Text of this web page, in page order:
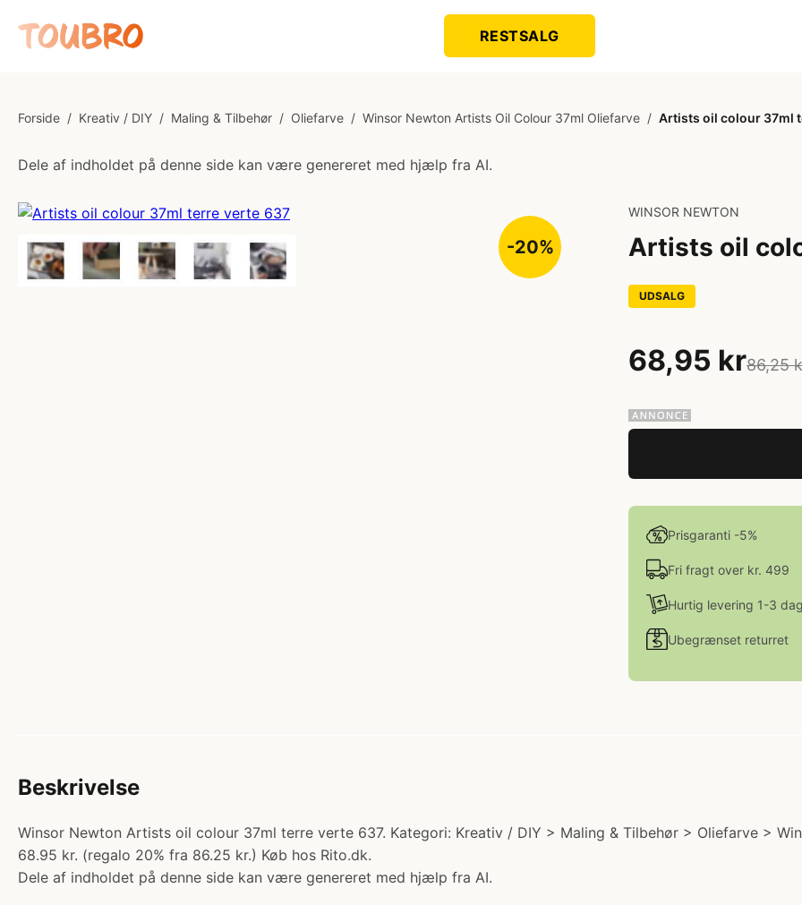
RESTSALG
Forside / Kreativ / DIY / Maling & Tilbehør / Oliefarve / Winsor Newton Artists Oil Colour 37ml Oliefarve / Artists oil colour 37ml
Dele af indholdet på denne side kan være genereret med hjælp fra AI.
-20%
WINSOR NEWTON
Artists oil
UDSALG
68,95 kr86,25
Prisgaranti -5%
Fri fragt over kr. 499
Hurtig levering 1-3
Ubegrænset returret
Beskrivelse
Winsor Newton Artists oil colour 37ml terre verte 637. Kategori: Kreativ / DIY > Maling & Tilbehør > Oliefarve >
68.95 kr. (regalo 20% fra 86.25 kr.) Køb hos Rito.dk.
Dele af indholdet på denne side kan være genereret med hjælp fra AI.